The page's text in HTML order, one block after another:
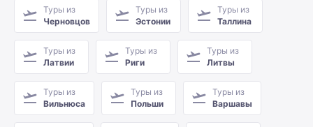
Туры из
Черновцов
Туры из
Эстонии
Туры из
Таллина
Туры из
Латвии
Туры из
Риги
Туры из
Литвы
Туры из
Вильнюса
Туры из
Польши
Туры из
Варшавы